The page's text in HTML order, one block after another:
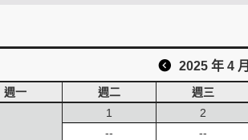
2025 年 4 月
週一 週二 週三
1
--
2
--